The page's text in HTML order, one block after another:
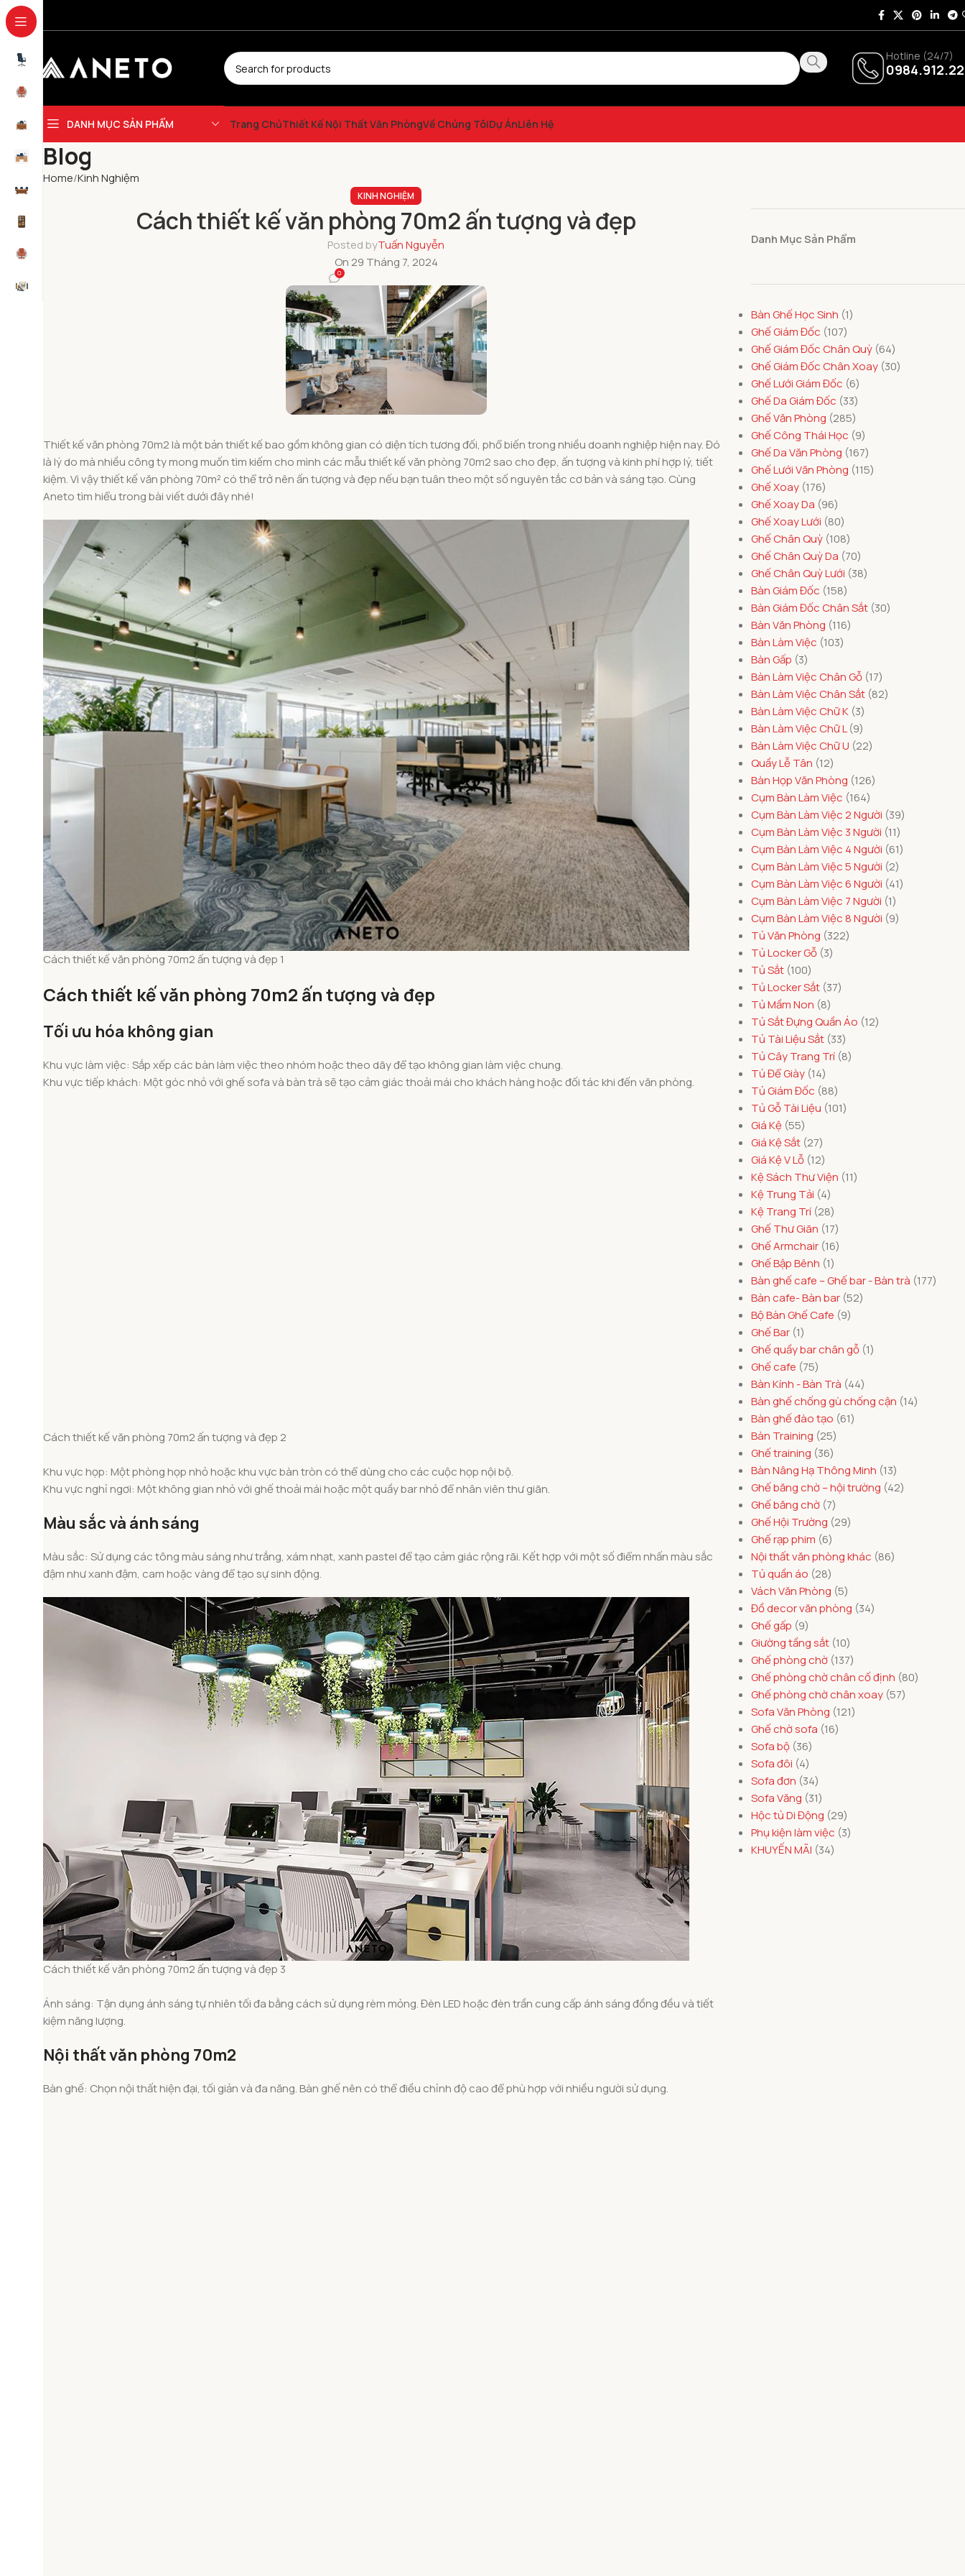
Hotline (24/7)
DANH MỤC SẢN PHẨM Trang ChủThiết Kế Nội Thất Văn PhòngVề Chúng TôiDự ÁnLiên Hệ
Blog
Home Kinh Nghiệm
KINH NGHIỆM
Cách thiết kế văn phòng 70m2 ấn tượng và đẹp
Posted byTuấn Nguyễn
On 29 Tháng 7, 2024
0
Thiết kế văn phòng 70m2 là một bản thiết kế bao gồm không gian có diện tích tương đối, phổ biến trong nhiều doanh nghiệp hiện nay. Đó
là lý do mà nhiều công ty mong muốn tìm kiếm cho mình các mẫu thiết kế văn phòng 70m2 sao cho đẹp, ấn tượng và kinh phí hợp lý, tiết
kiệm. Vì vậy thiết kế văn phòng 70m² có thể trở nên ấn tượng và đẹp nếu bạn tuân theo một số nguyên tắc cơ bản và sáng tạo. Cùng
Aneto tìm hiểu trong bài viết dưới đây nhé!
Cách thiết kế văn phòng 70m2 ấn tượng và đẹp 1
Cách thiết kế văn phòng 70m2 ấn tượng và đẹp
Tối ưu hóa không gian
Khu vực làm việc: Sắp xếp các bàn làm việc theo nhóm hoặc theo dãy để tạo không gian làm việc chung.
Khu vực tiếp khách: Một góc nhỏ với ghế sofa và bàn trà sẽ tạo cảm giác thoải mái cho khách hàng hoặc đối tác khi đến văn phòng.
Cách thiết kế văn phòng 70m2 ấn tượng và đẹp 2
Khu vực họp: Một phòng họp nhỏ hoặc khu vực bàn tròn có thể dùng cho các cuộc họp nội bộ.
Khu vực nghỉ ngơi: Một không gian nhỏ với ghế thoải mái hoặc một quầy bar nhỏ để nhân viên thư giãn.
Màu sắc và ánh sáng
Màu sắc: Sử dụng các tông màu sáng như trắng, xám nhạt, xanh pastel để tạo cảm giác rộng rãi. Kết hợp với một số điểm nhấn màu sắc
đậm như xanh đậm, cam hoặc vàng để tạo sự sinh động.
Cách thiết kế văn phòng 70m2 ấn tượng và đẹp 3
Ánh sáng: Tận dụng ánh sáng tự nhiên tối đa bằng cách sử dụng rèm mỏng. Đèn LED hoặc đèn trần cung cấp ánh sáng đồng đều và tiết
kiệm năng lượng.
Nội thất văn phòng 70m2
Bàn ghế: Chọn nội thất hiện đại, tối giản và đa năng. Bàn ghế nên có thể điều chỉnh độ cao để phù hợp với nhiều người sử dụng.
Danh Mục Sản Phẩm
Bàn Ghế Học Sinh 1
Ghế Giám Đốc 107
Ghế Giám Đốc Chân Quỳ 64
Ghế Giám Đốc Chân Xoay 30
Ghế Lưới Giám Đốc 6
Ghế Da Giám Đốc 33
Ghế Văn Phòng 285
Ghế Công Thái Học 9
Ghế Da Văn Phòng 167
Ghế Lưới Văn Phòng 115
Ghế Xoay 176
Ghế Xoay Da 96
Ghế Xoay Lưới 80
Ghế Chân Quỳ 108
Ghế Chân Quỳ Da 70
Ghế Chân Quỳ Lưới 38
Bàn Giám Đốc 158
Bàn Giám Đốc Chân Sắt 30
Bàn Văn Phòng 116
Bàn Làm Việc 103
Bàn Gấp 3
Bàn Làm Việc Chân Gỗ 17
Bàn Làm Việc Chân Sắt 82
Bàn Làm Việc Chữ K 3
Bàn Làm Việc Chữ L 9
Bàn Làm Việc Chữ U 22
Quầy Lễ Tân 12
Bàn Họp Văn Phòng 126
Cụm Bàn Làm Việc 164
Cụm Bàn Làm Việc 2 Người 39
Cụm Bàn Làm Việc 3 Người 11
Cụm Bàn Làm Việc 4 Người 61
Cụm Bàn Làm Việc 5 Người 2
Cụm Bàn Làm Việc 6 Người 41
Cụm Bàn Làm Việc 7 Người 1
Cụm Bàn Làm Việc 8 Người 9
Tủ Văn Phòng 322
Tủ Locker Gỗ 3
Tủ Sắt 100
Tủ Locker Sắt 37
Tủ Mầm Non 8
Tủ Sắt Đựng Quần Áo 12
Tủ Tài Liệu Sắt 33
Tủ Cây Trang Trí 8
Tủ Để Giày 14
Tủ Giám Đốc 88
Tủ Gỗ Tài Liệu 101
Giá Kệ 55
Giá Kệ Sắt 27
Giá Kệ V Lỗ 12
Kệ Sách Thư Viện 11
Kệ Trung Tải 4
Kệ Trang Trí 28
Ghế Thư Giãn 17
Ghế Armchair 16
Ghế Bập Bênh 1
Bàn ghế cafe – Ghế bar - Bàn trà 177
Bàn cafe- Bàn bar 52
Bộ Bàn Ghế Cafe 9
Ghế Bar 1
Ghế quầy bar chân gỗ 1
Ghế cafe 75
Bàn Kính - Bàn Trà 44
Bàn ghế chống gù chống cận 14
Bàn ghế đào tạo 61
Bàn Training 25
Ghế training 36
Bàn Nâng Hạ Thông Minh 13
Ghế băng chờ – hội trường 42
Ghế băng chờ 7
Ghế Hội Trường 29
Ghế rạp phim 6
Nội thất văn phòng khác 86
Tủ quần áo 28
Vách Văn Phòng 5
Đồ decor văn phòng 34
Ghế gấp 9
Giường tầng sắt 10
Ghế phòng chờ 137
Ghế phòng chờ chân cố định 80
Ghế phòng chờ chân xoay 57
Sofa Văn Phòng 121
Ghế chờ sofa 16
Sofa bộ 36
Sofa đôi 4
Sofa đơn 34
Sofa Văng 31
Hộc tủ Di Động 29
Phụ kiện làm việc 3
KHUYẾN MÃI 34